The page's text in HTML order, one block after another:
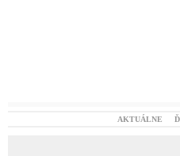
AKTUÁLNE